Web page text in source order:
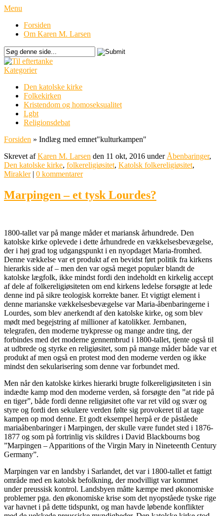
Menu
Forsiden
Om Karen M. Larsen
Kategorier
Den katolske kirke
Folkekirken
Kristendom og homoseksualitet
Lgbt
Religionsdebat
Forsiden » Indlæg med emnet"kulturkampen"
Skrevet afKaren M. Larsen den 11 okt, 2016 under Åbenbaringer,
Den katolske kirke, folkereligiøsitet, Katolsk folkereligiøsitet,
Mirakler| 0 kommentarer
Marpingen – et tysk Lourdes?
1800-tallet var på mange måder et mariansk århundrede. Den
katolske kirke oplevede i dette århundrede en vækkelsesbevægelse,
der i høj grad tog udgangspunkt i en nyopdaget Maria-fromhed.
Denne vækkelse var et produkt af en bevidst ført politik fra kirkens
hierarkis side af – men den var også meget populær blandt de
katolske lægfolk, ikke mindst fordi den indeholdt en kirkelig accept
af dele af folkereligiøsiteten om end kirkens ledelse forsøgte at lede
denne ind på sikre teologisk korrekte baner. Et vigtigt element i
denne marianske vækkelsesbevægelse var Maria-åbenbaringerne i
Lourdes, som blev anerkendt af den katolske kirke, og som blev
mødt med begejstring af millioner af katolikker. Jernbanen,
telegrafen, den moderne trykpresse og mange andre ting, der
forbindes med det moderne gennembrud i 1800-tallet, tjente også til
at udbrede og styrke en religiøsitet, som på mange måder både var et
produkt af men også en protest mod den moderne verden og ikke
mindst den sekularisering som denne var forbundet med.
Men når den katolske kirkes hierarki brugte folkereligiøsiteten i sin
indædte kamp mod den moderne verden, så forsøgte den ”at ride på
en tiger”, både fordi denne religiøsitet ofte var ret vild og svær og
styre og fordi den sekulære verden følte sig provokeret til at tage
kampen op mod denne. Et godt eksempel herpå er de påståede
mariaåbenbaringer i Marpingen, der skulle være fundet sted i 1876-
1877 og som på fortrinlig vis skildres i David Blackbourns bog
”Marpingen – Apparitions of the Virgin Mary in Nineteenth Century
Germany”.
Marpingen var en landsby i Sarlandet, det var i 1800-tallet et fattigt
område med en katolsk befolkning, der modvilligt var kommet
under preussisk kontrol. Landsbyen måtte kæmpe med økonomiske
problemer pga. den økonomiske krise som det nyopståede tyske rige
var havnet i på dette tidspunkt, og man havde løbende konflikter